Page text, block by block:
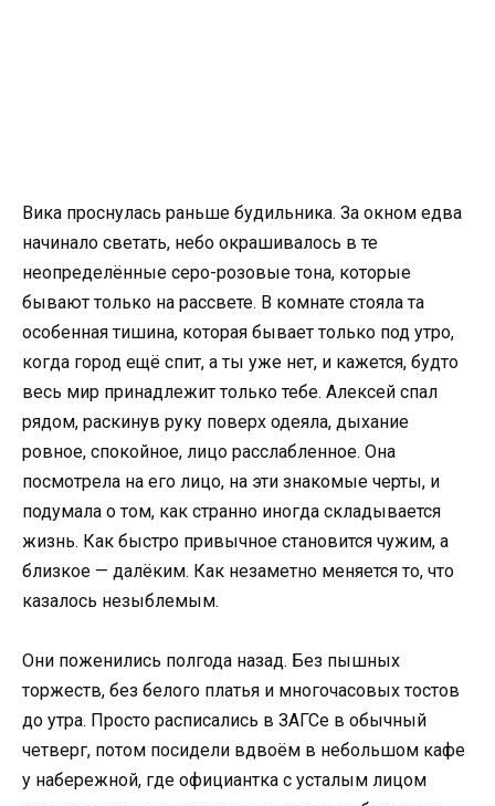
Вика проснулась раньше будильника. За окном едва
начинало светать, небо окрашивалось в те
неопределённые серо-розовые тона, которые
бывают только на рассвете. В комнате стояла та
особенная тишина, которая бывает только под утро,
когда город ещё спит, а ты уже нет, и кажется, будто
весь мир принадлежит только тебе. Алексей спал
рядом, раскинув руку поверх одеяла, дыхание
ровное, спокойное, лицо расслабленное. Она
посмотрела на его лицо, на эти знакомые черты, и
подумала о том, как странно иногда складывается
жизнь. Как быстро привычное становится чужим, а
близкое — далёким. Как незаметно меняется то, что
казалось незыблемым.
Они поженились полгода назад. Без пышных
торжеств, без белого платья и многочасовых тостов
до утра. Просто расписались в ЗАГСе в обычный
четверг, потом посидели вдвоём в небольшом кафе
у набережной, где официантка с усталым лицом